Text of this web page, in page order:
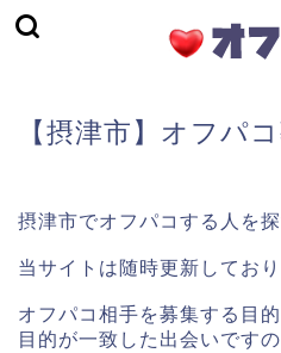
【摂津市】オフパ
摂津市でオフパコする人を
当サイトは随時更新してお
オフパコ相手を募集する目
目的が一致した出会いです